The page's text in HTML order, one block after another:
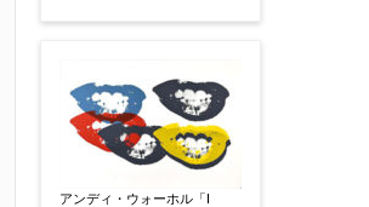
↓郵便番号を入力すると住所の最初
れます。番地以下は任意でも結構で
アンディ・ウォーホル「I